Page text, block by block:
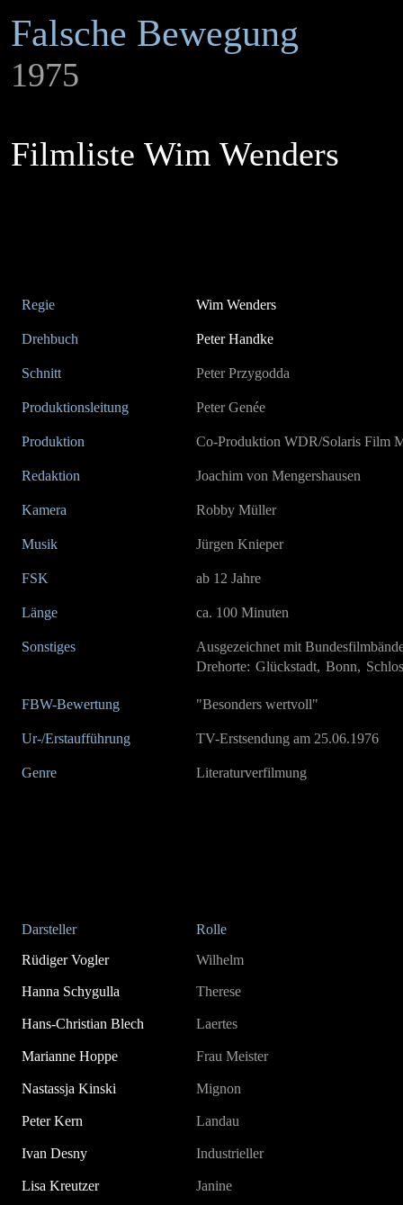
Falsche Bewegung
1975
Filmliste Wim Wenders
Regie Wim Wenders
Drehbuch Peter Handke
Schnitt Peter Przygodda
Produktionsleitung Peter Genée
Produktion Co-Produktion WDR/Solaris Film
Redaktion Joachim von Mengershausen
Kamera Robby Müller
Musik Jürgen Knieper
FSK ab 12 Jahre
Länge ca. 100 Minuten
Sonstiges
Ausgezeichnet mit
Drehorte: Glückstadt, Bonn,
FBW-Bewertung "Besonders wertvoll"
Ur-/Erstaufführung TV-Erstsendung am 25.06.1976
Genre Literaturverfilmung
Darsteller
Rolle
Rüdiger Vogler
Wilhelm
Hanna Schygulla Therese
Hans-Christian Blech Laertes
Marianne Hoppe Frau Meister
Nastassja Kinski Mignon
Peter Kern Landau
Ivan Desny Industrieller
Lisa Kreutzer Janine